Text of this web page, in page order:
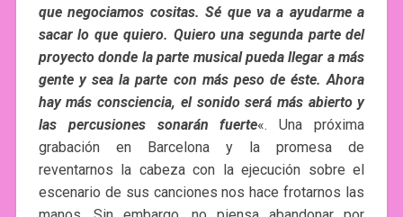
que negociamos cositas. Sé que va a ayudarme a
sacar lo que quiero. Quiero una segunda parte del
proyecto donde la parte musical pueda llegar a más
gente y sea la parte con más peso de éste. Ahora
hay más consciencia, el sonido será más abierto y
las percusiones sonarán fuerte«. Una próxima
grabación en Barcelona y la promesa de
reventarnos la cabeza con la ejecución sobre el
escenario de sus canciones nos hace frotarnos las